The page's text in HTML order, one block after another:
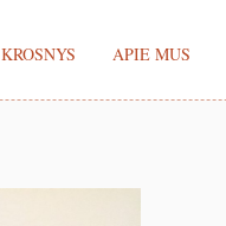
KROSNYS APIE MUS